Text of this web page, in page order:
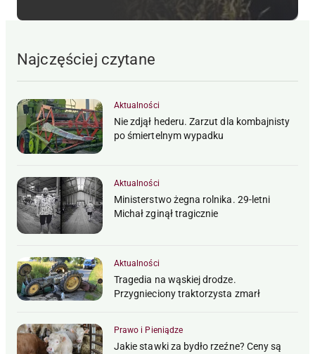
Najczęściej czytane
Aktualności
Nie zdjął hederu. Zarzut dla kombajnisty
po śmiertelnym wypadku
Aktualności
Ministerstwo żegna rolnika. 29-letni
Michał zginął tragicznie
Aktualności
Tragedia na wąskiej drodze.
Przygnieciony traktorzysta zmarł
Prawo i Pieniądze
Jakie stawki za bydło rzeźne? Ceny są